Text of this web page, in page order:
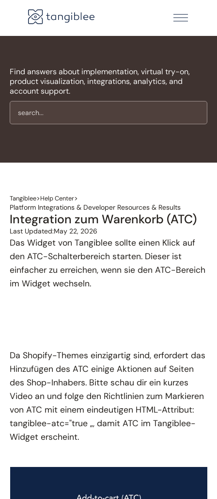
Find answers about implementation, virtual try-on,
product visualization, integrations, analytics, and
account support.
Tangiblee>Help Center>
Platform Integrations & Developer Resources & Results
Integration zum Warenkorb (ATC)
Last Updated:May 22, 2026
Das Widget von Tangiblee sollte einen Klick auf
den ATC-Schalterbereich starten. Dieser ist
einfacher zu erreichen, wenn sie den ATC-Bereich
im Widget wechseln.
Da Shopify-Themes einzigartig sind, erfordert das
Hinzufügen des ATC einige Aktionen auf Seiten
des Shop-Inhabers. Bitte schau dir ein kurzes
Video an und folge den Richtlinien zum Markieren
von ATC mit einem eindeutigen HTML-Attribut:
tangiblee-atc="true „, damit ATC im Tangiblee-
Widget erscheint.